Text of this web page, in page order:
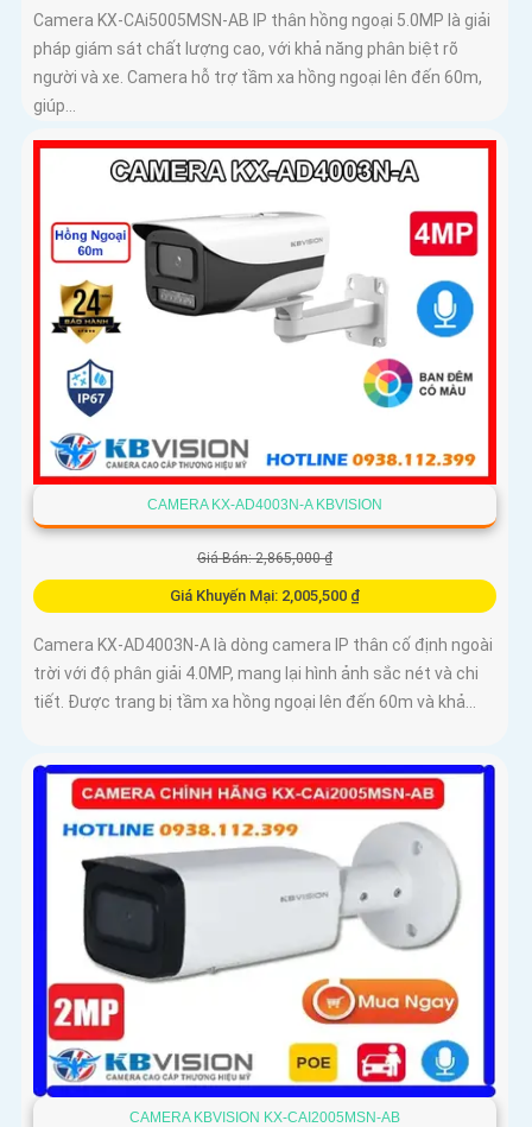
Camera KX-CAi5005MSN-AB IP thân hồng ngoại 5.0MP là giải
pháp giám sát chất lượng cao, với khả năng phân biệt rõ
người và xe. Camera hỗ trợ tầm xa hồng ngoại lên đến 60m,
giúp...
CAMERA KX-AD4003N-A KBVISION
Giá Bán: 2,865,000 ₫
Giá Khuyến Mại: 2,005,500 ₫
Camera KX-AD4003N-A là dòng camera IP thân cố định ngoài
trời với độ phân giải 4.0MP, mang lại hình ảnh sắc nét và chi
tiết. Được trang bị tầm xa hồng ngoại lên đến 60m và khả...
CAMERA KBVISION KX-CAI2005MSN-AB